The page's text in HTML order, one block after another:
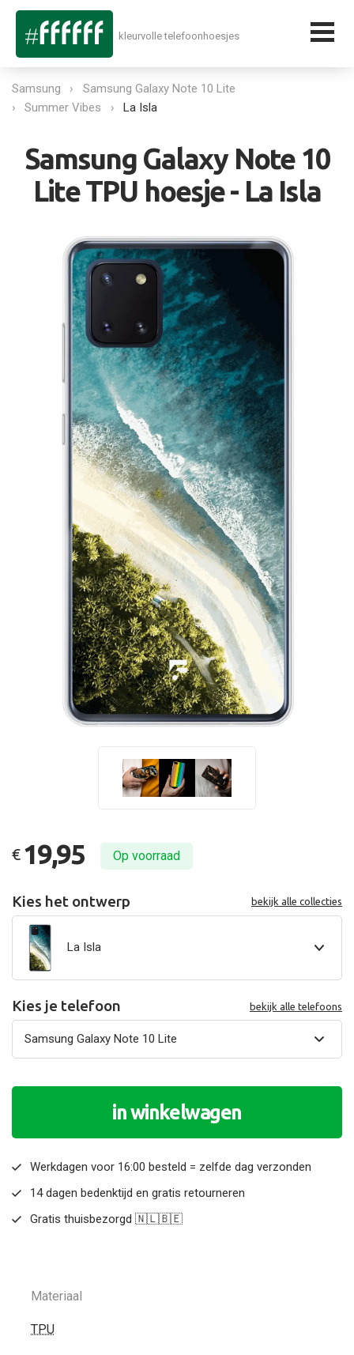
kleurvolle telefoonhoesjes
Samsung
Samsung Galaxy Note 10 Lite
Summer Vibes
La Isla
Samsung Galaxy Note 10
Lite TPU hoesje - La Isla
€ 19,95 Op voorraad
Kies het ontwerp bekijk alle collecties
La Isla
Kies je telefoon bekijk alle telefoons
in winkelwagen
Werkdagen voor 16:00 besteld = zelfde dag verzonden
14 dagen bedenktijd en gratis retourneren
Gratis thuisbezorgd 🇳🇱🇧🇪
Materiaal
TPU